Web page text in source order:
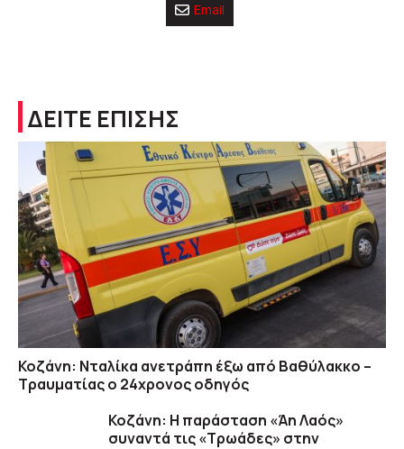
Email
ΔΕΙΤΕ ΕΠΙΣΗΣ
Κοζάνη: Νταλίκα ανετράπη έξω από Βαθύλακκο –
Τραυματίας ο 24χρονος οδηγός
Κοζάνη: Η παράσταση «Άη Λαός»
συναντά τις «Τρωάδες» στην